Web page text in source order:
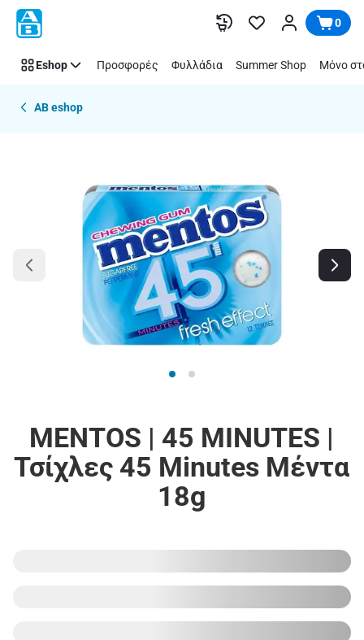
Παράλειψη 0
Eshop Προσφορές Φυλλάδια Summer Shop Μόνο
AB eshop
MENTOS | 45 MINUTES |
Τσίχλες 45 Minutes Μέντα
18g